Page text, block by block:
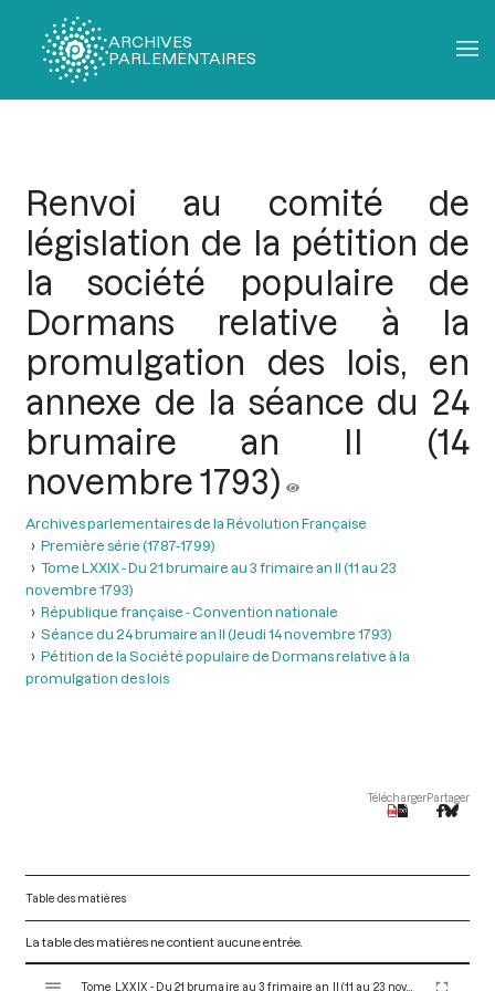
ARCHIVES
PARLEMENTAIRES
Renvoi au comité de
législation de la pétition de
la société populaire de
Dormans relative à la
promulgation des lois, en
annexe de la séance du 24
brumaire an II (14
novembre 1793)
Archives parlementaires de la Révolution Française
Première série (1787-1799)
Tome LXXIX - Du 21 brumaire au 3 frimaire an II (11 au 23
novembre 1793)
République française - Convention nationale
Séance du 24 brumaire an II (Jeudi 14 novembre 1793)
Pétition de la Société populaire de Dormans relative à la
promulgation des lois
TéléchargerPartager
Table des matières
La table des matières ne contient aucune entrée.
Tome LXXIX - Du 21 brumaire au 3 frimaire an II (11 au 23 novembre 1793)